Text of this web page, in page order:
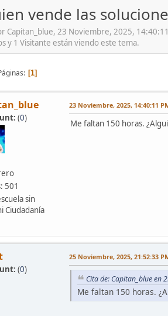
vende las
Capitan_blue, 23 Noviembre, 2025,
y 1 Visitante están viendo este tema.
1
(0)
501
sin
Ciudadanía
23 Noviembre, 2025, 14:40:11
Me faltan 150 horas.
(0)
25 Noviembre, 2025, 21:52:33
Cita de: Capitan_blue en
Me faltan 150 horas.